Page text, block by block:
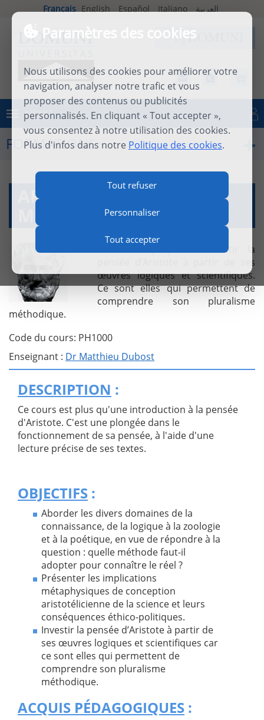
Paramètres des cookies
Nous utilisons des cookies pour améliorer votre
navigation, analyser notre trafic et vous
proposer des contenus ou publicités
personnalisés. En cliquant « Tout accepter »,
vous consentez à notre utilisation des cookies.
Plus d'infos dans notre Politique des cookies.
Tout refuser
Personnaliser
Tout accepter
Français English Español Italiano العربية
MENU Se connecter
FORMATIONS
ARISTOTE I: SAVOIRS ET
MÉTHODES
Ce cours propose d’investir la
pensée d’Aristote à partir de ses
œuvres logiques et scientifiques.
Ce sont elles qui permettent de
comprendre son pluralisme
méthodique.
Code du cours: PH1000
Enseignant : Dr Matthieu Dubost
DESCRIPTION :
Ce cours est plus qu'une introduction à la pensée
d'Aristote. C'est une plongée dans le
fonctionnement de sa pensée, à l'aide d'une
lecture précise de ses textes.
OBJECTIFS :
Aborder les divers domaines de la
connaissance, de la logique à la zoologie
et à la poétique, en vue de répondre à la
question : quelle méthode faut-il
adopter pour connaître le réel ?
Présenter les implications
métaphysiques de conception
aristotélicienne de la science et leurs
conséquences éthico-politiques.
Investir la pensée d’Aristote à partir de
ses œuvres logiques et scientifiques car
ce sont elles qui permettent de
comprendre son pluralisme
méthodique.
ACQUIS PÉDAGOGIQUES :